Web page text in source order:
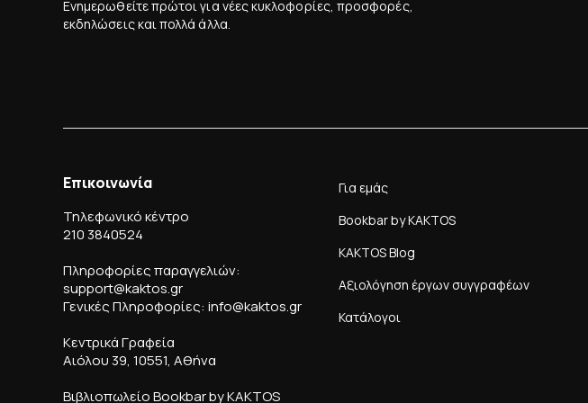
Ενημερωθείτε πρώτοι για νέες κυκλοφορίες, προσφορές,
εκδηλώσεις και πολλά άλλα.
Επικοινωνία
Τηλεφωνικό κέντρο
210 3840524
Πληροφορίες παραγγελιών:
support@kaktos.gr
Γενικές Πληροφορίες: info@kaktos.gr
Κεντρικά Γραφεία
Αιόλου 39, 10551, Αθήνα
Βιβλιοπωλείο Bookbar by KAKTOS
Για εμάς
Bookbar by KAKTOS
KAKTOS Blog
Αξιολόγηση έργων συγγραφέων
Κατάλογοι